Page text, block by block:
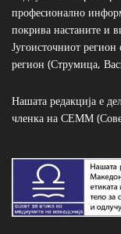
професионално
покрива настаните и
Југоисточниот
регион (Струмица,
Нашата редакција е
членка на СЕММ